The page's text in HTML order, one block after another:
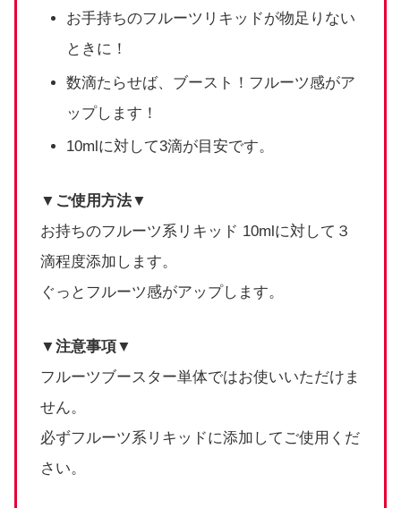
お手持ちのフルーツリキッドが物足りない
ときに！
数滴たらせば、ブースト！フルーツ感がア
ップします！
10mlに対して3滴が目安です。
▼ご使用方法▼
お持ちのフルーツ系リキッド 10mlに対して３
滴程度添加します。
ぐっとフルーツ感がアップします。
▼注意事項▼
フルーツブースター単体ではお使いいただけま
せん。
必ずフルーツ系リキッドに添加してご使用くだ
さい。